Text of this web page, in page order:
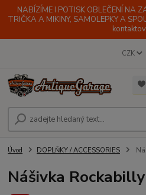
NABÍZÍME I POTISK OBLEČENÍ NA
TRIČKA A MIKINY, SAMOLEPKY A
CZK
Úvod DOPLŇKY / ACCESSORIES
Nášivka